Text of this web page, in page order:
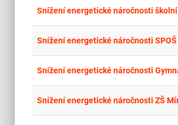
Snížení energetické náročnosti ZŠ